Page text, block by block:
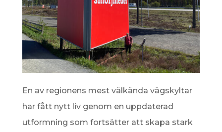
En av regionens mest välkända vägskyltar
har fått nytt liv genom en uppdaterad
utformning som fortsätter att skapa stark